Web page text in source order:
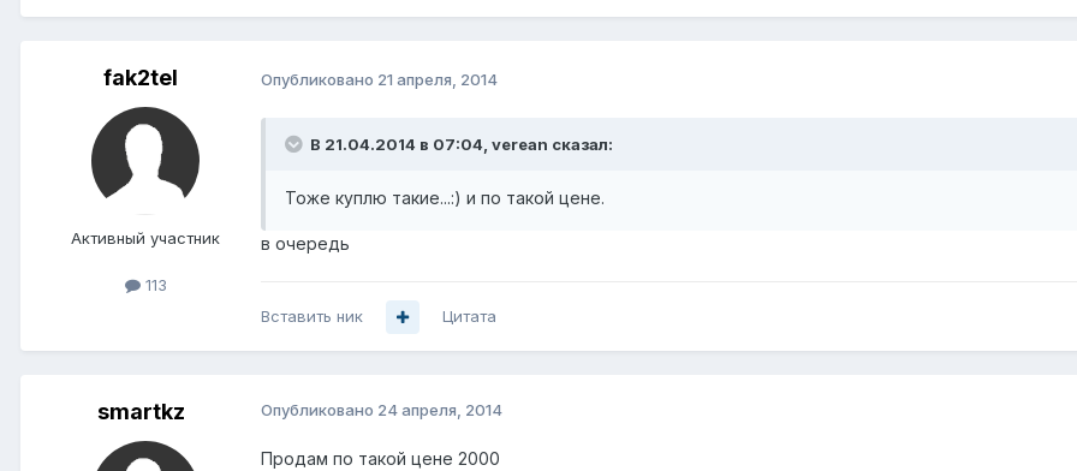
fak2tel
Активный участник
113
Опубликовано 21 апреля, 2014
В 21.04.2014 в 07:04, verean сказал:
Тоже куплю такие...:) и по такой цене.
в очередь
Вставить ник Цитата
smartkz Опубликовано 24 апреля, 2014
Продам по такой цене 2000